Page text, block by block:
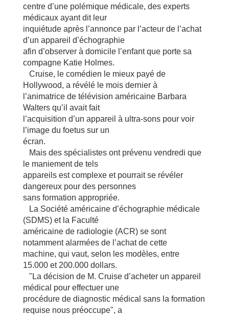
centre d’une polémique médicale, des experts
médicaux ayant dit leur
inquiétude après l’annonce par l’acteur de l’achat
d’un appareil d’échographie
afin d’observer à domicile l’enfant que porte sa
compagne Katie Holmes.
Cruise, le comédien le mieux payé de
Hollywood, a révélé le mois dernier à
l’animatrice de télévision américaine Barbara
Walters qu’il avait fait
l’acquisition d’un appareil à ultra-sons pour voir
l’image du foetus sur un
écran.
Mais des spécialistes ont prévenu vendredi que
le maniement de tels
appareils est complexe et pourrait se révéler
dangereux pour des personnes
sans formation appropriée.
La Société américaine d’échographie médicale
(SDMS) et la Faculté
américaine de radiologie (ACR) se sont
notamment alarmées de l’achat de cette
machine, qui vaut, selon les modèles, entre
15.000 et 200.000 dollars.
"La décision de M. Cruise d’acheter un appareil
médical pour effectuer une
procédure de diagnostic médical sans la formation
requise nous préoccupe", a